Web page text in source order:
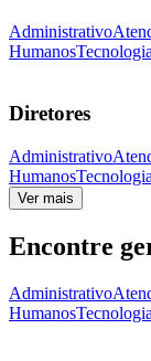
Administrativo
Humanos
Diretores
Administrativo
Humanos
Ver mais
Encontre
Administrativo
Humanos